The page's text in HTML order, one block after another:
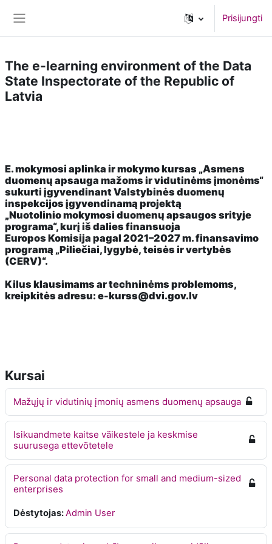
Prisijungti
The e-learning environment of the Data
State Inspectorate of the Republic of
Latvia
E. mokymosi aplinka ir mokymokursas „Asmens
duomenų apsauga mažoms ir vidutinėms įmonėms“
sukurti įgyvendinant Valstybinės duomenų
inspekcijos įgyvendinamą projektą
„Nuotoliniomokymosi duomenų apsaugos srityje
programa“, kurį iš dalies finansuoja
Europos Komisija pagal 2021–2027 m. finansavimo
programą „Piliečiai, lygybė, teisės ir vertybės
(CERV)“.
Kilus klausimams ar techninėms problemoms,
kreipkitės adresu: e-kurss@dvi.gov.lv
Kursai
Mažųjų ir vidutinių įmonių asmens duomenų apsauga
Isikuandmete kaitse väikestele ja keskmise
suurusega ettevõtetele
Personal data protection for small and medium-sized
enterprises
Dėstytojas:Admin User